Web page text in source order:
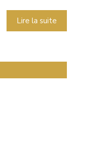
Lire la suite